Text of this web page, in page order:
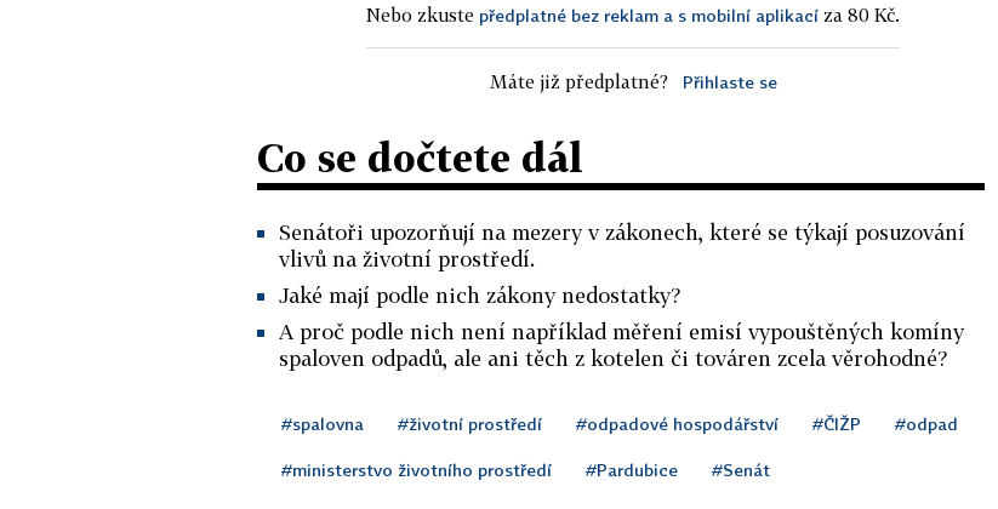
Nebo zkuste předplatné bez reklam a s mobilní aplikací za 80 Kč.
Máte již předplatné? Přihlaste se
Co se dočtete dál
Senátoři upozorňují na mezery v zákonech, které se týkají posuzování
vlivů na životní prostředí.
Jaké mají podle nich zákony nedostatky?
A proč podle nich není například měření emisí vypouštěných komíny
spaloven odpadů, ale ani těch z kotelen či továren zcela věrohodné?
#spalovna #životní prostředí #odpadové hospodářství #ČIŽP #odpad
#ministerstvo životního prostředí #Pardubice #Senát